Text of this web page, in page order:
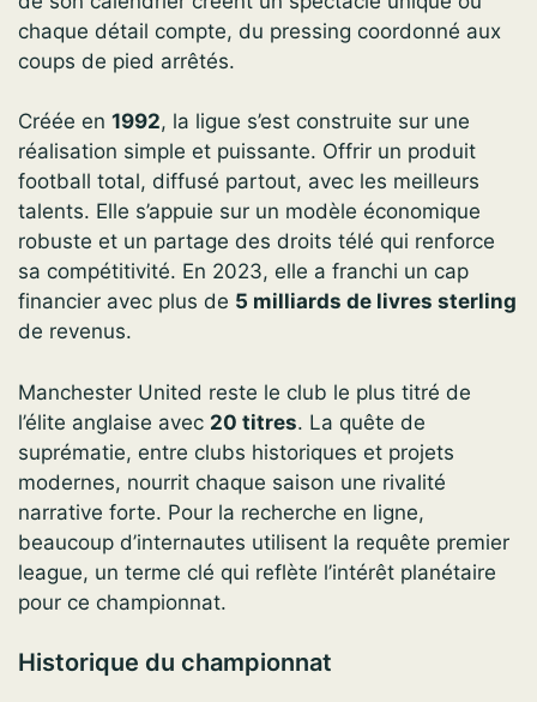
chaque détail compte, du pressing coordonné aux
coups de pied arrêtés.
Créée en 1992, la ligue s’est construite sur une
réalisation simple et puissante. Offrir un produit
football total, diffusé partout, avec les meilleurs
talents. Elle s’appuie sur un modèle économique
robuste et un partage des droits télé qui renforce
sa compétitivité. En 2023, elle a franchi un cap
financier avec plus de 5 milliards de livres sterling
de revenus.
Manchester United reste le club le plus titré de
l’élite anglaise avec 20 titres. La quête de
suprématie, entre clubs historiques et projets
modernes, nourrit chaque saison une rivalité
narrative forte. Pour la recherche en ligne,
beaucoup d’internautes utilisent la requête premier
league, un terme clé qui reflète l’intérêt planétaire
pour ce championnat.
Historique du championnat